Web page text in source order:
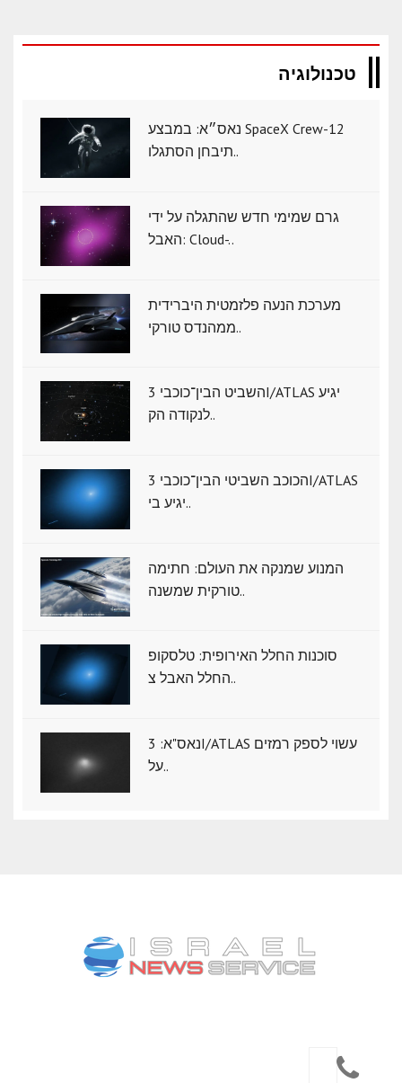
טכנולוגיה
נאס״א: במבצע SpaceX Crew-12
תיבחן הסתגלו..
גרם שמימי חדש שהתגלה על ידי
האבל: Cloud-..
מערכת הנעה פלזמטית היברידית
ממהנדס טורקי..
השביט הבין־כוכבי 3I/ATLAS יגיע
לנקודה הק..
הכוכב השביטי הבין־כוכבי 3I/ATLAS
יגיע בי..
המנוע שמנקה את העולם: חתימה
טורקית שמשנה..
סוכנות החלל האירופית: טלסקופ
החלל האבל צ..
נאס"א: ‏3I/ATLAS עשוי לספק רמזים
על..